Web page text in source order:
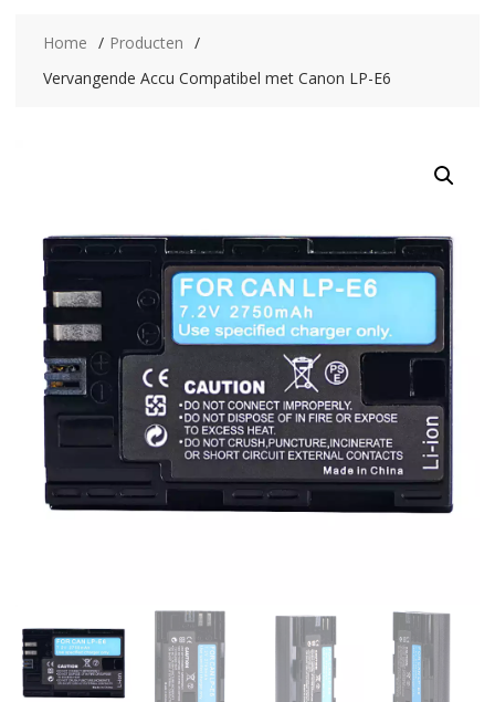
Home
Producten
Vervangende Accu Compatibel met Canon LP-E6